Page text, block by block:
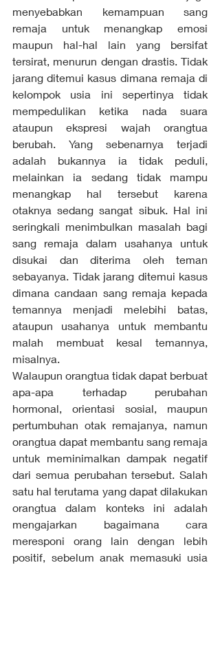
menyebabkan kemampuan sang
remaja untuk menangkap emosi
maupun hal-hal lain yang bersifat
tersirat, menurun dengan drastis. Tidak
jarang ditemui kasus dimana remaja di
kelompok usia ini sepertinya tidak
mempedulikan ketika nada suara
ataupun ekspresi wajah orangtua
berubah. Yang sebenarnya terjadi
adalah bukannya ia tidak peduli,
melainkan ia sedang tidak mampu
menangkap hal tersebut karena
otaknya sedang sangat sibuk. Hal ini
seringkali menimbulkan masalah bagi
sang remaja dalam usahanya untuk
disukai dan diterima oleh teman
sebayanya. Tidak jarang ditemui kasus
dimana candaan sang remaja kepada
temannya menjadi melebihi batas,
ataupun usahanya untuk membantu
malah membuat kesal temannya,
misalnya.
Walaupun orangtua tidak dapat berbuat
apa-apa terhadap perubahan
hormonal, orientasi sosial, maupun
pertumbuhan otak remajanya, namun
orangtua dapat membantu sang remaja
untuk meminimalkan dampak negatif
dari semua perubahan tersebut. Salah
satu hal terutama yang dapat dilakukan
orangtua dalam konteks ini adalah
mengajarkan bagaimana cara
meresponi orang lain dengan lebih
positif, sebelum anak memasuki usia